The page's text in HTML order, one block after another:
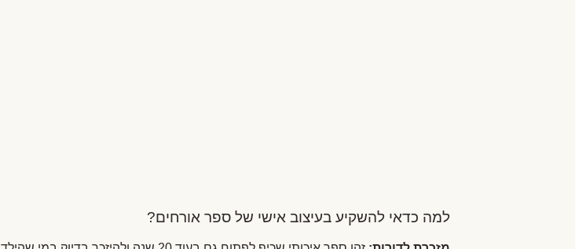
למה כדאי להשקיע בעיצוב אישי של ספר אורחים?